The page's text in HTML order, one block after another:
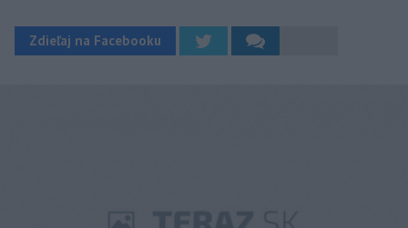
Zdieľaj na Facebooku